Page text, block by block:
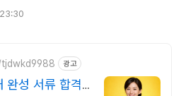
광고
완성 서류 합격